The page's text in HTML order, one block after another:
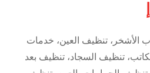
تنظيف العين، خدمات
تنظيف السجاد، تنظيف بعد